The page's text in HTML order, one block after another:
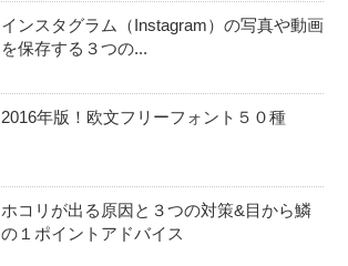
インスタグラム（Instagram）の写真や動画
を保存する３つの...
2016年版！欧文フリーフォント５０種
ホコリが出る原因と３つの対策&目から鱗
の１ポイントアドバイス